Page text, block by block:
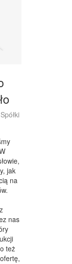
jak
na
nas
też